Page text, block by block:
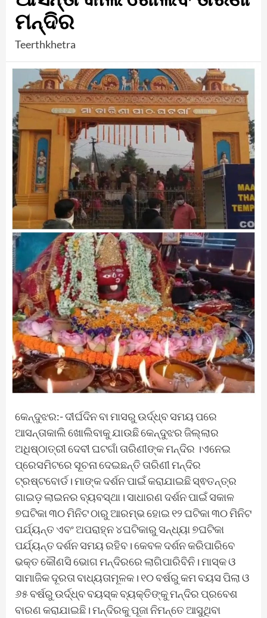
ମନ୍ଦିର
Teerthkhetra
କେନ୍ଦୁଝର:- ଦୀର୍ଘଦିନ ବା ମାସରୁ ଉର୍ଦ୍ଧ୍ବ ସମୟ ପରେ
ଆସନ୍ତାକାଲି ଖୋଲିବାକୁ ଯାଉଛି କେନ୍ଦୁଝର ଜିଲ୍ଲାର
ଅଧିଷ୍ଠାତ୍ରୀ ଦେବୀ ଘଟଗାଁ ତାରିଣୀଙ୍କ ମନ୍ଦିର ।ଏନେଇ
ପ୍ରେସମିଟରେ ସୂଚନା ଦେଇଛନ୍ତି ତାରିଣୀ ମନ୍ଦିର
ଟ୍ରଷ୍ଟବୋର୍ଡ। ମାଙ୍କ ଦର୍ଶନ ପାଇଁ କରାଯାଇଛି ସ୍ଵତନ୍ତ୍ର
ଗାଇଡ଼ ଲାଇନର ବ୍ୟବସ୍ଥା। ସାଧାରଣ ଦର୍ଶନ ପାଇଁ ସକାଳ
୭ଘଟିକା ୩୦ ମିନିଟ ଠାରୁ ଆରମ୍ଭ ହୋଇ ୧୨ ଘଟିକା ୩୦ ମିନିଟ
ପର୍ଯ୍ୟନ୍ତ ଏବଂ ଅପରାହ୍ନ ୪ଘଟିକାରୁ ସନ୍ଧ୍ୟା ୭ଘଟିକା
ପର୍ଯ୍ୟନ୍ତ ଦର୍ଶନ ସମୟ ରହିବ। କେବଳ ଦର୍ଶନ କରିପାରିବେ
ଭକ୍ତ କୌଣସି ଭୋଗ ମନ୍ଦିରରେ ଲାଗିପାରିବିନି। ମାସ୍କ ଓ
ସାମାଜିକ ଦୂରତା ବାଧ୍ୟତାମୂଳକ। ୧୦ ବର୍ଷରୁ କମ ବୟସ ପିଲା ଓ
୬୫ ବର୍ଷରୁ ଉର୍ଦ୍ଧ୍ବ ବୟସ୍କ ବ୍ୟକ୍ତିଙ୍କୁ ମନ୍ଦିର ପ୍ରବେଶ
ବାରଣ କରାଯାଇଛି। ମନ୍ଦିରକୁ ପୂଜା ନିମନ୍ତେ ଆସୁଥିବା